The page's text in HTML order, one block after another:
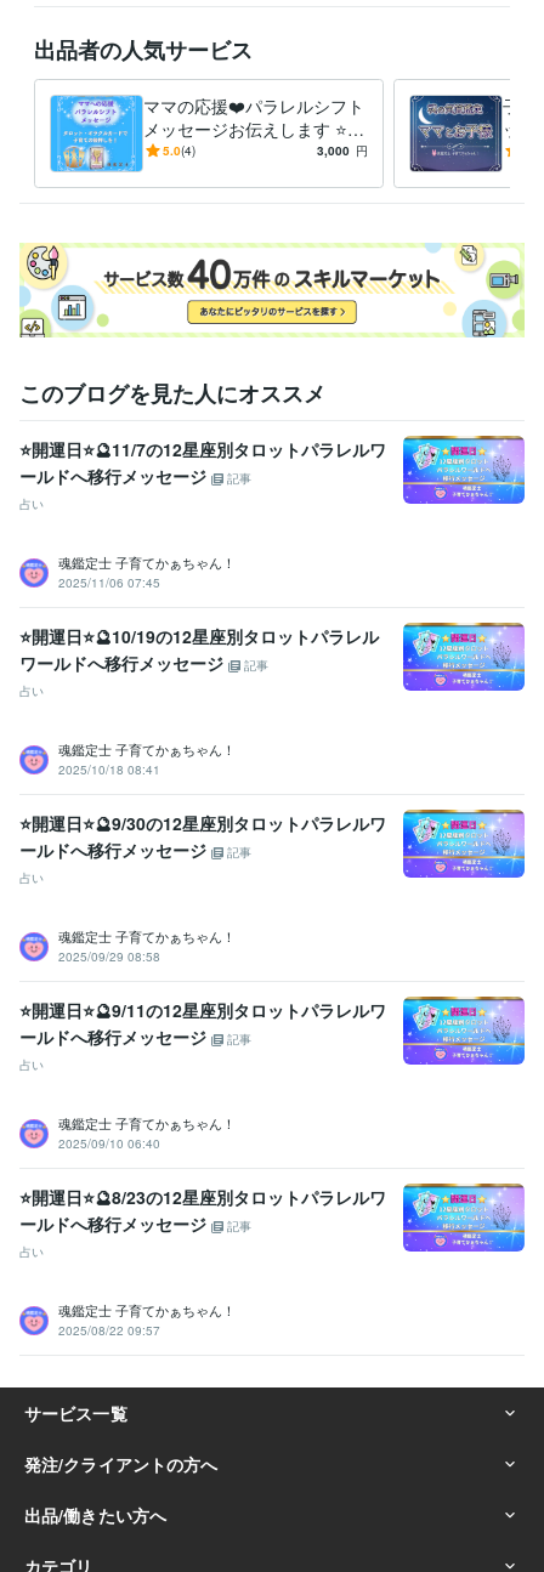
お気軽に
ホーム画面の「メッセージ」
のところから
お問い合わせください。
こちらから
返信させていただきまして
させていただきます❤️
ご納得いただけましたら
サービスのご購入のお手続きを
お願いいたします(*^^*)
ご相談や鑑定を
お受けいただいた後に
感じていただけますよう
鑑定書を作成しております。
福祉住環境コーディネーター2級
福祉用具専門相談員
得意分野
悩み相談・カウンセリング 【複数占術による解決策】 【親子鑑定】
【魂の気質から読み解く不登校の悩み相談】
【ママへの♡パラレル
シフトメッセージ】
子育ての悩み
占い 【魂の気質から読み解く宝物(才能)鑑定】
ためのお手伝い♡♪】
悩み相談 子育ての悩み 仕事 家族の悩み
出品者の人気サービス
ママの応援❤️パラレルシフト
メッセージお伝えします ⭐️タ
ロット・オラクルカード⭐️子
5.0(4) 3,000 円
子育
ット
子の
このブログを見た人にオススメ
⭐開運日⭐🔮11/7の12星座別タロットパラレルワ
ールドへ移行メッセージ
記事
占い
魂鑑定士 子育てかぁちゃん！
2025/11/06 07:45
⭐開運日⭐🔮10/19の12星座別タロットパラレル
ワールドへ移行メッセージ
記事
占い
魂鑑定士 子育てかぁちゃん！
2025/10/18 08:41
⭐開運日⭐🔮9/30の12星座別タロットパラレルワ
ールドへ移行メッセージ
記事
占い
魂鑑定士 子育てかぁちゃん！
2025/09/29 08:58
⭐開運日⭐🔮9/11の12星座別タロットパラレルワ
ールドへ移行メッセージ
記事
占い
魂鑑定士 子育てかぁちゃん！
2025/09/10 06:40
⭐開運日⭐🔮8/23の12星座別タロットパラレルワ
ールドへ移行メッセージ
記事
占い
魂鑑定士 子育てかぁちゃん！
2025/08/22 09:57